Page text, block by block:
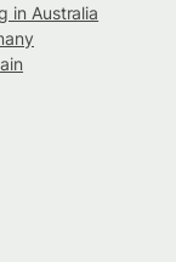
in Australia